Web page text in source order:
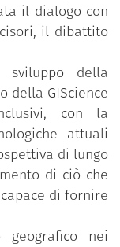
il dialogo con
il dibattito
della
della GIScience
con la
attuali
di lungo
di ciò che
di fornire
nei